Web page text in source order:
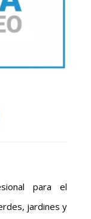
para el
jardines y